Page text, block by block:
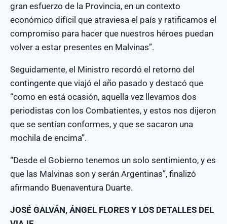
gran esfuerzo de la Provincia, en un contexto
económico difícil que atraviesa el país y ratificamos el
compromiso para hacer que nuestros héroes puedan
volver a estar presentes en Malvinas”.
Seguidamente, el Ministro recordó el retorno del
contingente que viajó el año pasado y destacó que
“como en está ocasión, aquella vez llevamos dos
periodistas con los Combatientes, y estos nos dijeron
que se sentían conformes, y que se sacaron una
mochila de encima”.
“Desde el Gobierno tenemos un solo sentimiento, y es
que las Malvinas son y serán Argentinas”, finalizó
afirmando Buenaventura Duarte.
JOSÉ GALVÁN, ÁNGEL FLORES Y LOS DETALLES DEL